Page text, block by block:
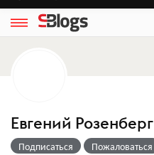
Евгений Розенберг
Подписаться Пожаловаться